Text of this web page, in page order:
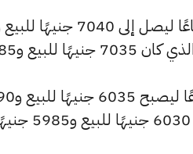
جنيهًا للشراء.